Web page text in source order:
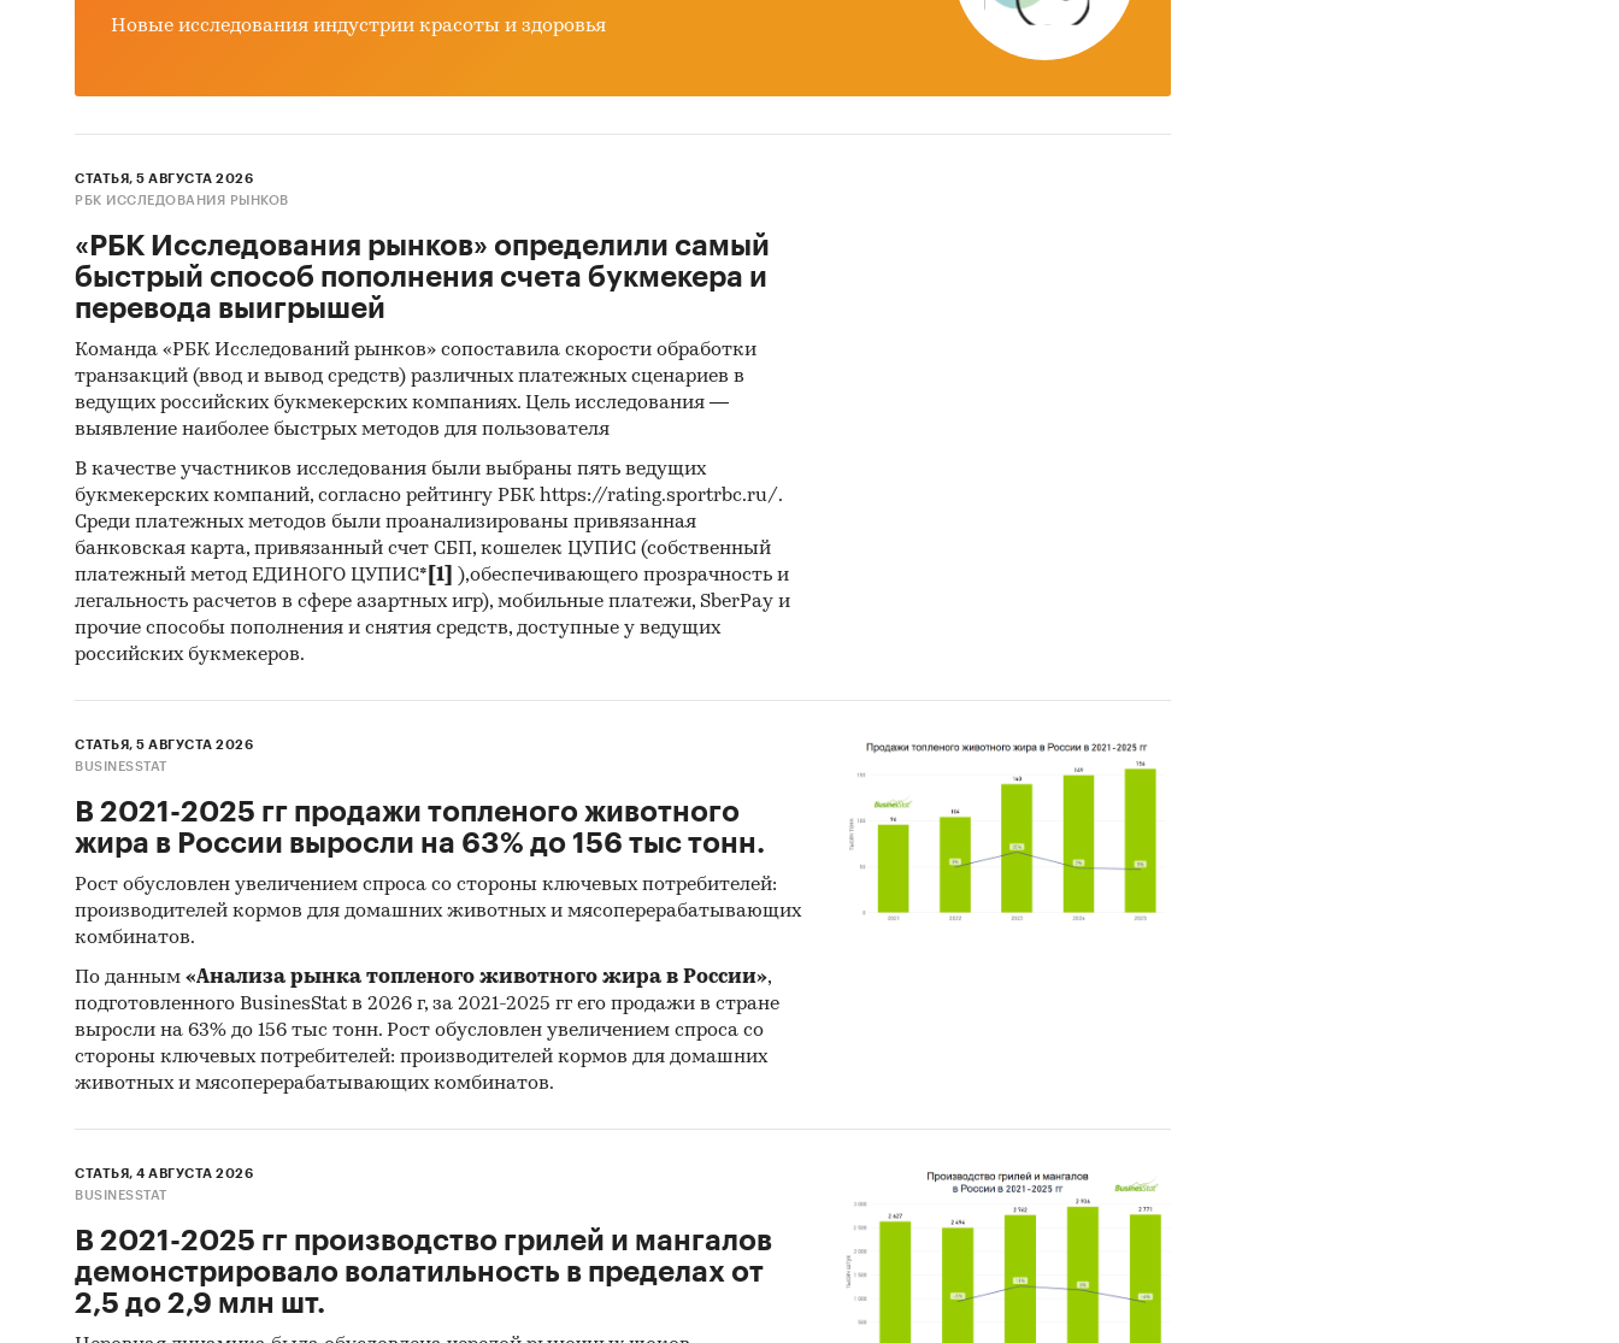
Новые исследования индустрии красоты и здоровья
СТАТЬЯ, 5 АВГУСТА 2026
РБК ИССЛЕДОВАНИЯ РЫНКОВ
«РБК Исследования рынков» определили самый
быстрый способ пополнения счета букмекера и
перевода выигрышей
Команда «РБК Исследований рынков» сопоставила скорости обработки
транзакций (ввод и вывод средств) различных платежных сценариев в
ведущих российских букмекерских компаниях. Цель исследования —
выявление наиболее быстрых методов для пользователя
В качестве участников исследования были выбраны пять ведущих
букмекерских компаний, согласно рейтингу РБК https://rating.sportrbc.ru/.
Среди платежных методов были проанализированы привязанная
банковская карта, привязанный счет СБП, кошелек ЦУПИС (собственный
платежный метод ЕДИНОГО ЦУПИС* [1]
),обеспечивающего прозрачность и
легальность расчетов в сфере азартных игр), мобильные платежи, SberPay и
прочие способы пополнения и снятия средств, доступные у ведущих
российских букмекеров.
СТАТЬЯ, 5 АВГУСТА 2026
BUSINESSTAT
В 2021-2025 гг продажи топленого животного
жира в России выросли на 63% до 156 тыс тонн.
Рост обусловлен увеличением спроса со стороны ключевых потребителей:
производителей кормов для домашних животных и мясоперерабатывающих
комбинатов.
По данным «Анализа рынка топленого животного жира в России»,
подготовленного BusinesStat в 2026 г, за 2021-2025 гг его продажи в стране
выросли на 63% до 156 тыс тонн. Рост обусловлен увеличением спроса со
стороны ключевых потребителей: производителей кормов для домашних
животных и мясоперерабатывающих комбинатов.
СТАТЬЯ, 4 АВГУСТА 2026
BUSINESSTAT
В 2021-2025 гг производство грилей и мангалов
демонстрировало волатильность в пределах от
2,5 до 2,9 млн шт.